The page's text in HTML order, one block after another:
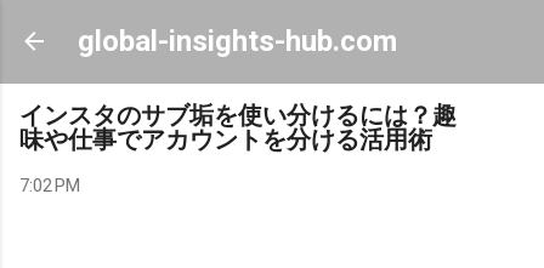
Skip to main content
global-insights-hub.com
インスタのサブ垢を使い分けるには？趣
味や仕事でアカウントを分ける活用術
7:02 PM